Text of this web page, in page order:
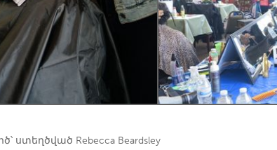
ստեղծված Rebecca Beardsley